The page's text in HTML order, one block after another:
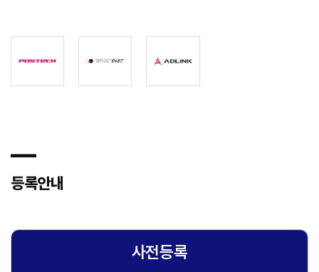
―
등록안내
사전등록